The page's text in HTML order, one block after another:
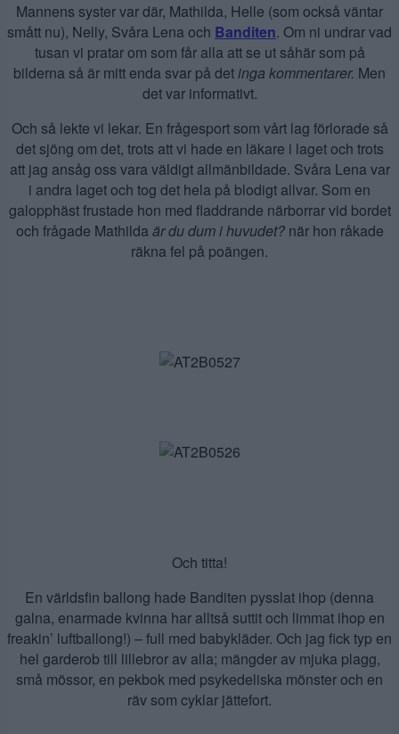
Mannens syster var där, Mathilda, Helle (som också väntar
smått nu), Nelly, Svåra Lena och Banditen. Om ni undrar vad
tusan vi pratar om som får alla att se ut såhär som på
bilderna så är mitt enda svar på detinga kommentarer. Men
det var informativt.
Och så lekte vi lekar. En frågesport som vårt lag förlorade så
det sjöng om det, trots att vi hade en läkare i laget och trots
att jag ansåg oss vara väldigt allmänbildade. Svåra Lena var
i andra laget och tog det hela på blodigt allvar. Som en
galopphäst frustade hon med fladdrande närborrar vid bordet
och frågade Mathildaär du dum i huvudet? när hon råkade
räkna fel på poängen.
Och titta!
En världsfin ballong hade Banditen pysslat ihop (denna
galna, enarmade kvinna har alltså suttit och limmat ihop en
freakin’ luftballong!) – full med babykläder. Och jag fick typ en
hel garderob till lillebror av alla; mängder av mjuka plagg,
små mössor, en pekbok med psykedeliska mönster och en
räv som cyklar jättefort.